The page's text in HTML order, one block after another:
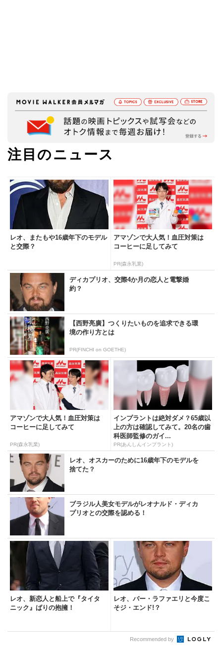
注目のニュース
レオ、またもや16歳年下のモデル
と交際？
アマゾンで大人気！血圧対策は
コーヒーに足してみて
PR(森永乳業)
ディカプリオ、交際4か月の恋人と電撃婚
約？
【西野亮廣】つくりたいものを追求できる環
境の作り方とは
PR(FINCHI on GOETHE)
アマゾンで大人気！血圧対策は
コーヒーに足してみて
PR(森永乳業)
インプラントは絶対ダメ？65歳以
上の方は確認してみて。20名の歯
科医師監修のガイ...
PR(あんしんインプラント)
レオ、オスカーのために16歳年下のモデルを
捨てた？
ブラジル人美女モデルがレオナルド・ディカ
プリオとの交際を認める！
レオ、新恋人と船上で『タイタ
ニック』ばりの抱擁！
レオ、バー・ラファエリと今度こ
そジ・エンド!？
Recommended by